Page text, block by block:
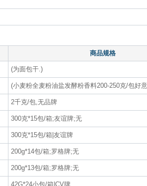
商品规格
(为面包干.)
(小麦粉全麦粉油盐发酵粉香料200-250克/包好
2千克/包,无品牌
300克*15包/箱;友谊牌;无
300克*15包/箱|友谊牌
200g*14包/箱;罗格牌;无
200g*13包/箱;罗格牌;无
42G*24小包/箱|CV牌